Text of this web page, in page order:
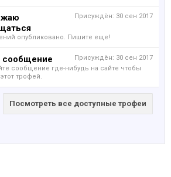
Присуждён: 30 сен 2017
опубликовано. Пишите еще!
Присуждён: 30 сен 2017
сообщение
сообщение где-нибудь на сайте чтобы
трофей.
Посмотреть все доступные трофеи